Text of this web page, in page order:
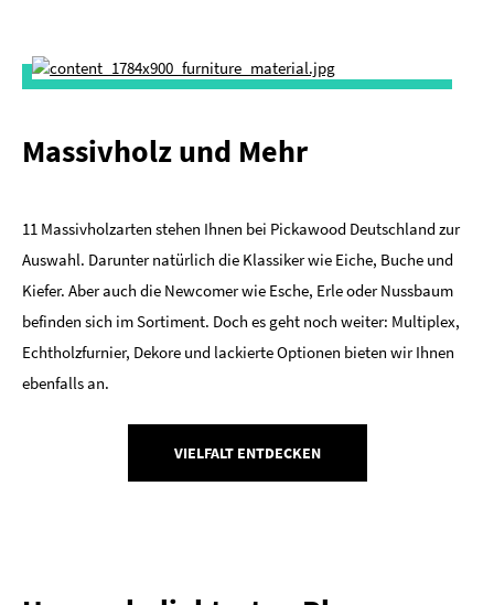
Massivholz und Mehr
11 Massivholzarten stehen Ihnen bei Pickawood Deutschland zur
Auswahl. Darunter natürlich die Klassiker wie Eiche, Buche und
Kiefer. Aber auch die Newcomer wie Esche, Erle oder Nussbaum
befinden sich im Sortiment. Doch es geht noch weiter: Multiplex,
Echtholzfurnier, Dekore und lackierte Optionen bieten wir Ihnen
ebenfalls an.
VIELFALT ENTDECKEN